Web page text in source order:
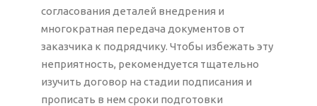
согласования деталей внедрения и
многократная передача документов от
заказчика к подрядчику. Чтобы избежать эту
неприятность, рекомендуется тщательно
изучить договор на стадии подписания и
прописать в нем сроки подготовки